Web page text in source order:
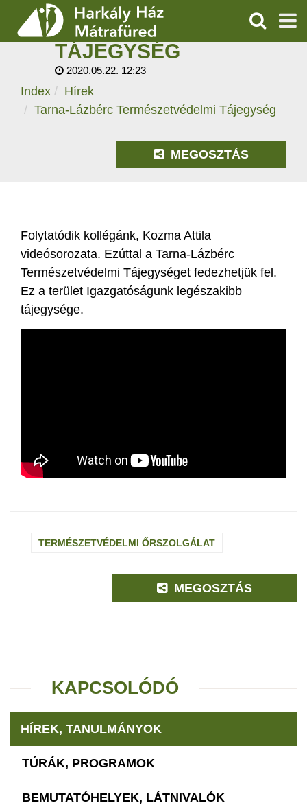
SZOLGÁLTATÁSOK
PROGRAMOK
KERESÉS
TARNA-LÁZBÉRC
TERMÉSZETVÉDELMI
TÁJEGYSÉG
2020.05.22. 12:23
Index
Hírek
Tarna-Lázbérc Természetvédelmi Tájegység
MEGOSZTÁS
Folytatódik kollégánk, Kozma Attila
videósorozata. Ezúttal a Tarna-Lázbérc
Természetvédelmi Tájegységet fedezhetjük fel.
Ez a terület Igazgatóságunk legészakibb
tájegysége.
TERMÉSZETVÉDELMI ŐRSZOLGÁLAT
MEGOSZTÁS
KAPCSOLÓDÓ
HÍREK, TANULMÁNYOK
TÚRÁK, PROGRAMOK
BEMUTATÓHELYEK, LÁTNIVALÓK